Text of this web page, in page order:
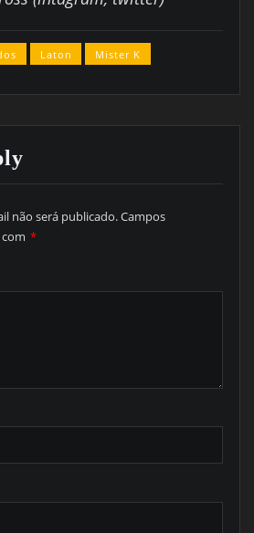
Laton Mister K
não será publicado.Campos
*